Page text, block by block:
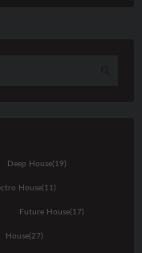
Deep House(19)
House(11)
Future House(17)
House(27)